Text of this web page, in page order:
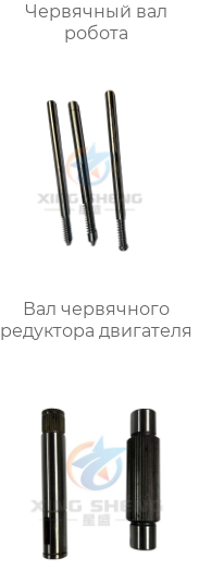
Червячный вал
робота
Вал червячного
редуктора двигателя